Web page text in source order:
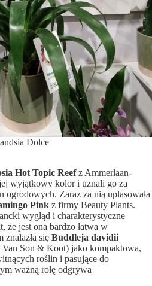
Dolce
Hot Topic Reefz Ammerlaan-
wyjątkowy kolor i uznali go za
ogrodowych. Zaraz za nią uplasowała
Pink z firmy Beauty Plants.
wygląd i charakterystyczne
że jest ona bardzo łatwa w
się Buddleja davidii
Van Son & Koot) jako kompaktowa,
roślin i pasujące do
ważną rolę odgrywa